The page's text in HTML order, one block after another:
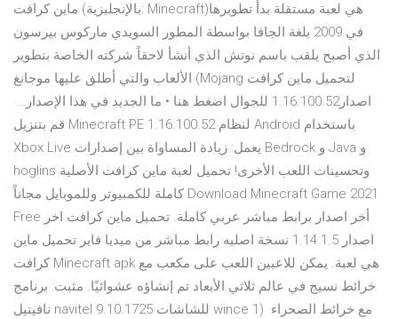
ماين كرافت (بالإنجليزية: Minecraft)‏ هي لعبة مستقلة بدأ تطويرها
في 2009 بلغة الجافا بواسطة المطور السويدي ماركوس بيرسون
الذي أصبح يلقب باسم نوتش الذي أنشأ لاحقاً شركته الخاصة بتطوير
الألعاب والتي أطلق عليها موجانغ (Mojang لتحميل ماين كرافت
قم بتنزيل Minecraft PE 1.16.100.52 لنظام Android باستخدام
Xbox Live يعمل: زيادة المساواة بين إصدارات Bedrock و Java و
hoglins وتحسينات اللعب الأخرى! تحميل لعبة ماين كرافت الأصلية
كاملة للكمبيوتر وللموبايل مجاناً Download Minecraft Game 2021
Free أخر اصدار برابط مباشر عربي كاملة. تحميل ماين كرافت اخر
اصدار 1.14.1.5 نسخة اصليه رابط مباشر من ميديا فاير تحميل ماين
كرافت Minecraft apk هي لعبة. يمكن للاعبين اللعب على مكعب مع
خرائط نسيج في عالم ثلاثي الأبعاد تم إنشاؤه عشوائيًا. مثبت: برنامج
نافيتيل navitel 9.10.1725 للشاشات wince مع خرائط الصحراء ‏ (1